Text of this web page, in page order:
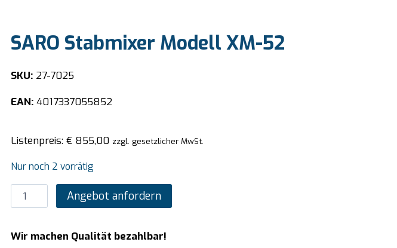
SARO Stabmixer Modell XM-52
SKU:27-7025
EAN:4017337055852
Listenpreis: €855,00 zzgl. gesetzlicher MwSt.
Nur noch 2 vorrätig
SARO
Stabmixer
XM-
Angebot anfordern
Wir machen Qualität bezahlbar!